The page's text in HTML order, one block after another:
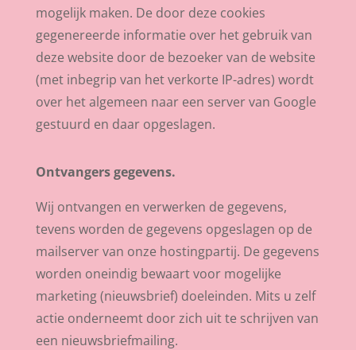
mogelijk maken. De door deze cookies
gegenereerde informatie over het gebruik van
deze website door de bezoeker van de website
(met inbegrip van het verkorte IP-adres) wordt
over het algemeen naar een server van Google
gestuurd en daar opgeslagen.
Ontvangers gegevens.
Wij ontvangen en verwerken de gegevens,
tevens worden de gegevens opgeslagen op de
mailserver van onze hostingpartij. De gegevens
worden oneindig bewaart voor mogelijke
marketing (nieuwsbrief) doeleinden. Mits u zelf
actie onderneemt door zich uit te schrijven van
een nieuwsbriefmailing.